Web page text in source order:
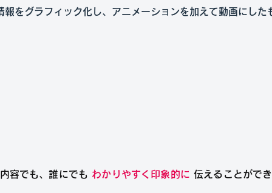
報をグラフィック化し、アニメーションを加えて動画にした
容でも、誰にでも わかりやすく印象的に 伝えることがで